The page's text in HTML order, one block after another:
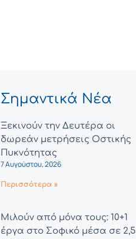
Σημαντικά Νέα
Ξεκινούν την Δευτέρα οι
δωρεάν μετρήσεις Οστικής
Πυκνότητας
7 Αυγούστου, 2026
Περισσότερα »
Μιλούν από μόνα τους: 10+1
έργα στο Σοφικό μέσα σε 2,5